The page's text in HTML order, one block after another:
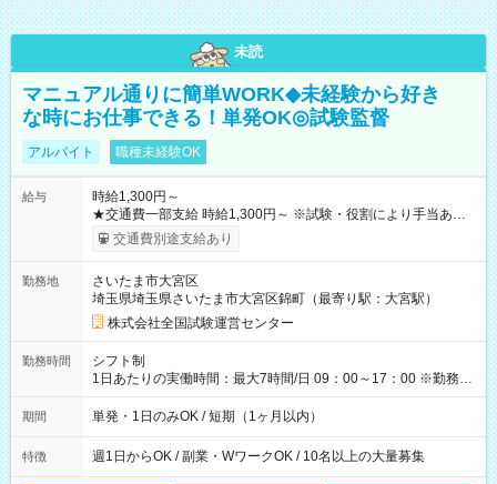
未読
マニュアル通りに簡単WORK◆未経験から好き
な時にお仕事できる！単発OK◎試験監督
アルバイト 職種未経験OK
給与
時給1,300円～
★交通費一部支給 時給1,300円～ ※試験・役割により手当あり
※勤務回数により昇給あり 【即給（前払い）オプションあ
り！】 希望される場合、勤務から1週間ほどで給与の一部を受け
例】 ・河合塾模擬試験 8:30～17:30（休憩1時間） 時給1,300円
×8時間＝日収10,400円＋交通費 ※当日の役割により時給＋100
円の場合あり ・国家試験 7:00～13:30（休憩なし） 時給1,300
円（役割手当＋100円）×6時間＝日収8,400円＋交通費 【試用期
間】試用期間なし
交通費別途支給あり
勤務地
さいたま市大宮区
埼玉県埼玉県さいたま市大宮区錦町（最寄り駅：大宮駅）
株式会社全国試験運営センター
勤務時間
シフト制
1日あたりの実働時間：最大7時間/日 09：00～17：00 ※勤務時
間は 試験により異なります。
期間 単発・1日のみOK / 短期（1ヶ月以内）
特徴 週1日からOK / 副業・WワークOK / 10名以上の大量募集